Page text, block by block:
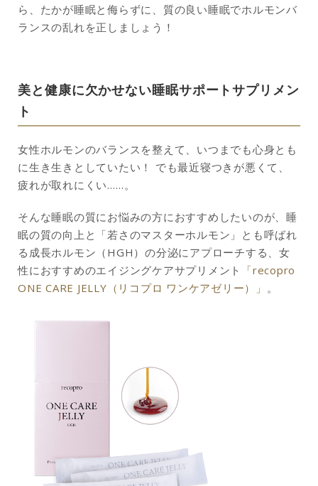
ら、たかが睡眠と侮らずに、質の良い睡眠でホルモンバ
ランスの乱れを正しましょう！
美と健康に欠かせない睡眠サポートサプリメン
ト
女性ホルモンのバランスを整えて、いつまでも心身とも
に生き生きとしていたい！ でも最近寝つきが悪くて、
疲れが取れにくい……。
そんな睡眠の質にお悩みの方におすすめしたいのが、睡
眠の質の向上と「若さのマスターホルモン」とも呼ばれ
る成長ホルモン（HGH）の分泌にアプローチする、女
性におすすめのエイジングケアサプリメント
「recopro
ONE CARE JELLY（リコプロ ワンケアゼリー）」 。